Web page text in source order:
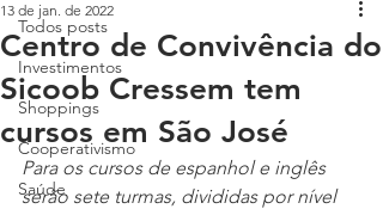
Todos posts
Investimentos
Shoppings
Cooperativismo
Saúde
Centro de Convivência do
Sicoob Cressem tem
cursos em São José
13 de jan. de 2022
Para os cursos de espanhol e inglês
serão sete turmas, divididas por nível